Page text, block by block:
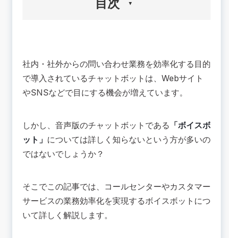
目次
ボイスボットの仕組み
AIチャットボットとの違い
IVRシステムとの違い
コールセンター・カスタマーサービスの業務を効
率化できる
ユーザーのストレスを削減できる
シナリオの作成・変更がIVRシステムよりも簡単
🔴ボイスボットのデメリットにも注意が必要
周囲の雑音や通信環境に影響を受けやすい
チューニングコストがかかる
社内・社外からの問い合わせ業務を効率化する目的
で導入されているチャットボットは、Webサイト
やSNSなどで目にする機会が増えています。
しかし、音声版のチャットボットである 「ボイスボ
ット」 については詳しく知らないという方が多いの
ではないでしょうか？
そこでこの記事では、コールセンターやカスタマー
サービスの業務効率化を実現するボイスボットにつ
いて詳しく解説します。